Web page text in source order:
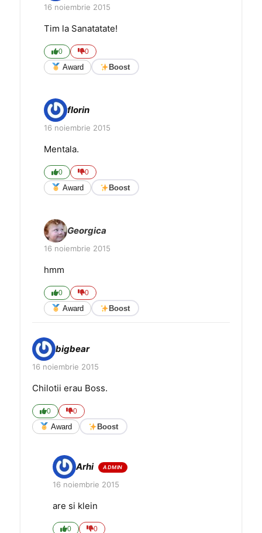
16 noiembrie 2015
Tim la Sanatatate!
0 0
Award Boost
florin
16 noiembrie 2015
Mentala.
0 0
Award Boost
Georgica
16 noiembrie 2015
hmm
0 0
Award Boost
bigbear
16 noiembrie 2015
Chilotii erau Boss.
0 0
Award Boost
Arhi
16 noiembrie 2015
are si klein
0 0